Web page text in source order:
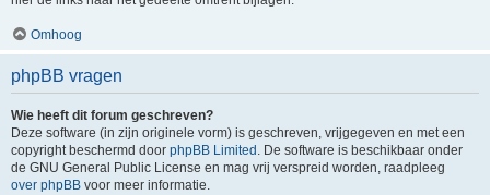
Omhoog
phpBB vragen
Wie heeft dit forum geschreven?
Deze software (in zijn originele vorm) is geschreven, vrijgegeven en met een
copyright beschermd door phpBB Limited . De software is beschikbaar onder
de GNU General Public License en mag vrij verspreid worden, raadpleeg
over phpBB voor meer informatie.